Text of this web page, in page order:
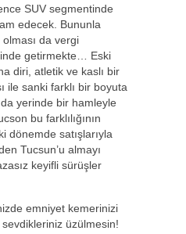
SUV segmentinde
edecek. Bununla
da vergi
getirmekte… Eski
diri, atletik ve kaslı bir
ile sanki farklı bir boyuta
yerinde bir hamleyle
bu farklılığının
dönemde satışlarıyla
Tucsun’u almayı
keyifli sürüşler
emniyet kemerinizi
sevdikleriniz üzülmesin!